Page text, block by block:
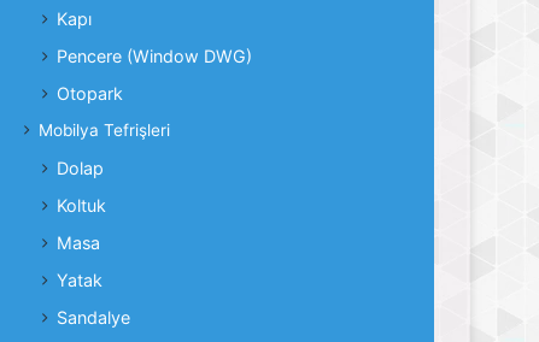
Kapı
Pencere (Window DWG)
Otopark
Mobilya Tefrişleri
Dolap
Koltuk
Masa
Yatak
Sandalye